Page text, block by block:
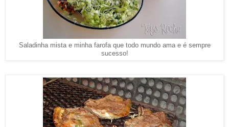
Saladinha mista e minha farofa que todo mundo ama e é sempre
sucesso!